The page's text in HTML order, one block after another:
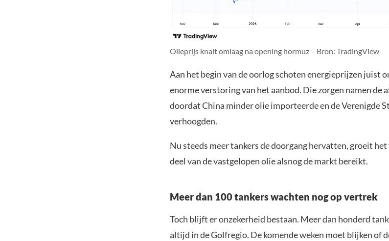
Olieprijs knalt omlaag na opening hormuz – Bron: TradingView
Aan het begin van de oorlog schoten energieprijzen juist
enorme verstoring van het aanbod. Die zorgen namen de
doordat China minder olie importeerde en de Verenigde
verhoogden.
Nu steeds meer tankers de doorgang hervatten, groeit
deel van de vastgelopen olie alsnog de markt bereikt.
Meer dan 100 tankers wachten nog op vertrek
Toch blijft er onzekerheid bestaan. Meer dan honderd
altijd in de Golfregio. De komende weken moet blijken of